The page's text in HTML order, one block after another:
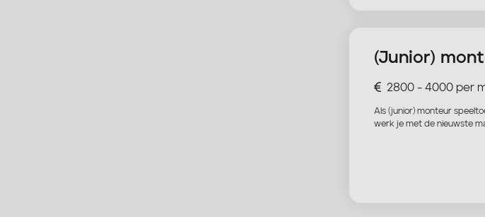
(Junior)
2800 - 4000 per
Als (junior) monteur
werk je met de nieuwste